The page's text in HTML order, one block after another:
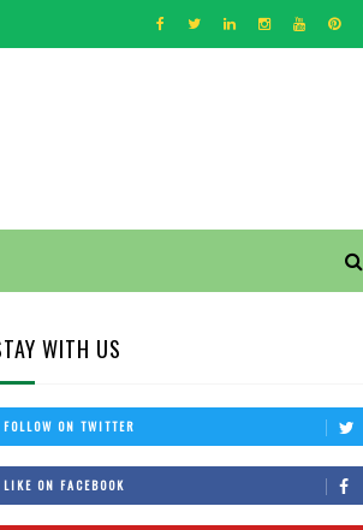
WITH US
FOLLOW ON TWITTER
LIKE ON FACEBOOK